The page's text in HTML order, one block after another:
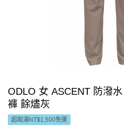
ODLO 女 ASCENT 防潑
褲 餘燼灰
超取滿NT$1,500免運